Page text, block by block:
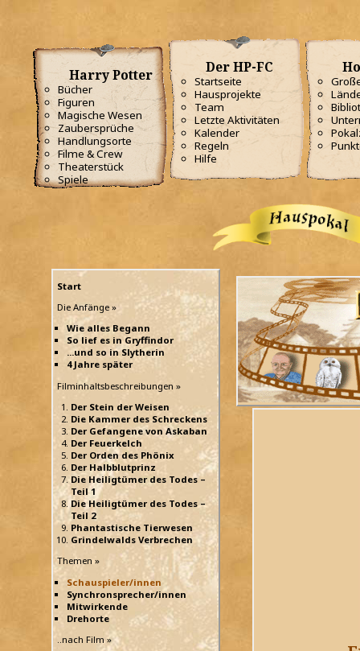
Harry Potter
Bücher
Figuren
Magische Wesen
Zaubersprüche
Handlungsorte
Filme & Crew
Theaterstück
Spiele
Der HP-FC
Startseite
Hausprojekte
Team
Letzte Aktivitäten
Kalender
Regeln
Hilfe
Start
Die Anfänge »
Wie alles Begann
So lief es in Gryffindor
...und so in Slytherin
4 Jahre später
Filminhaltsbeschreibungen »
Der Stein der Weisen
Die Kammer des Schreckens
Der Gefangene von Askaban
Der Feuerkelch
Der Orden des Phönix
Der Halbblutprinz
Die Heiligtümer des Todes –
Teil 1
Die Heiligtümer des Todes –
Teil 2
Phantastische Tierwesen
Grindelwalds Verbrechen
Themen »
Schauspieler/innen
Synchronsprecher/innen
Mitwirkende
Drehorte
..nach Film »